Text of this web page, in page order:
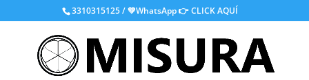
3310315125 / 💚WhatsApp👉 CLICK AQUÍ